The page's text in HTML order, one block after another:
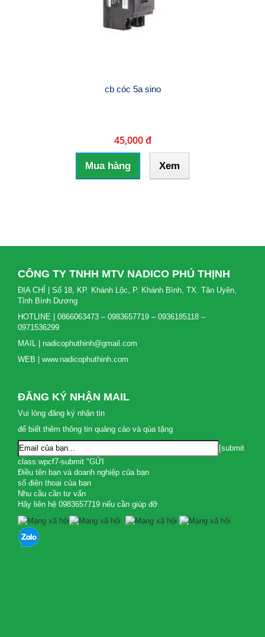
cb cóc 5a sino
45,000 đ
Mua hàng Xem
CÔNG TY TNHH MTV NADICO PHÚ THỊNH
ĐỊA CHỈ | Số 18, KP. Khánh Lộc, P. Khánh Bình, TX. Tân Uyên,
Tỉnh Bình Dương
HOTLINE | 0866063473 – 0983657719 – 0936185118 –
0971536299
MAIL | nadicophuthinh@gmail.com
WEB | www.nadicophuthinh.com
ĐĂNG KÝ NHẬN MAIL
Vui lòng đăng ký nhận tin
để biết thêm thông tin quảng cáo và qùa tặng
[submit
class:wpcf7-submit "GỬI
Điều tên bạn và doanh nghiệp của bạn
số điện thoại của bạn
Nhu cầu cần tư vấn
Hãy liên hệ 0983657719 nếu cần giúp đỡ